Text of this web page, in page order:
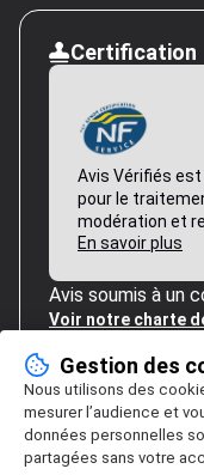
Certification
Avis Vérifiés
pour le
modération et
En savoir plus
Avis soumis à un
Voir notre charte
Gestion des
Nous utilisons des
mesurer l’audience et
données personnelles
partagées sans votre